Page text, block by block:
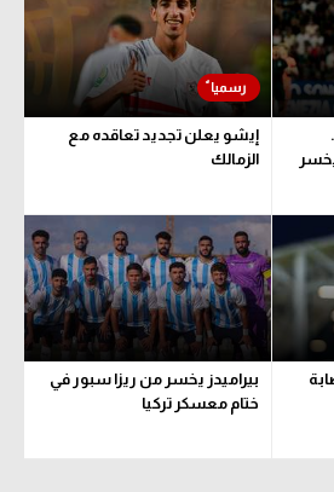
إيشو يعلن تجديد تعاقده مع
الزمالك
بيراميدز يخسر من ريزا سبور في
ختام معسكر تركيا